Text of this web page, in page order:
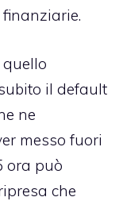
quello
il default
ne
messo fuori
ora può
che